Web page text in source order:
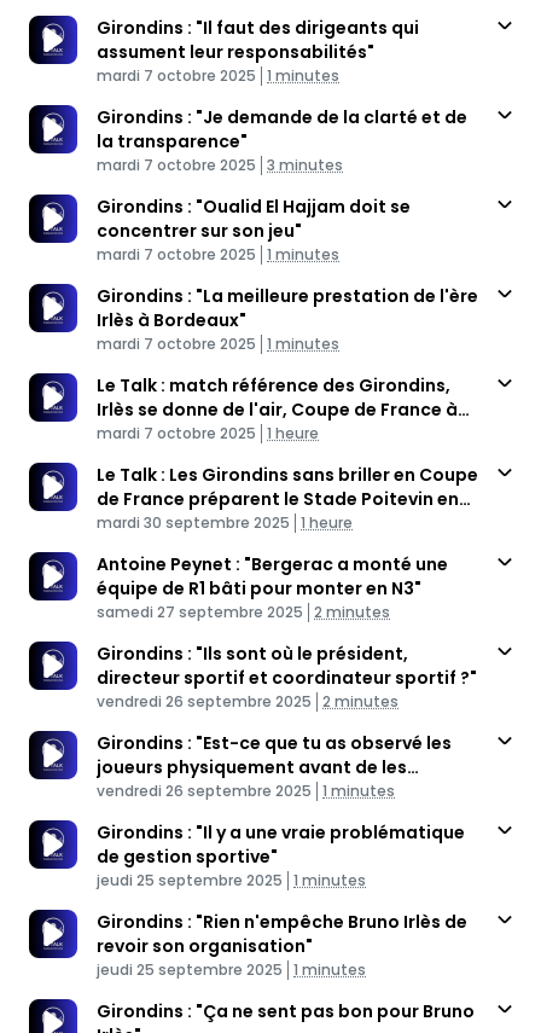
Girondins : "Il faut des dirigeants qui
assument leur responsabilités"
Published At
mardi 7 octobre 2025 Time
1 minutes
Girondins : "Je demande de la clarté et de
la transparence"
Published At
mardi 7 octobre 2025 Time
3 minutes
Girondins : "Oualid El Hajjam doit se
concentrer sur son jeu"
Published At
mardi 7 octobre 2025 Time
1 minutes
Girondins : "La meilleure prestation de l'ère
Irlès à Bordeaux"
Published At
mardi 7 octobre 2025 Time
1 minutes
Le Talk : match référence des Girondins,
Irlès se donne de l'air, Coupe de France à
Tulle
Published At
mardi 7 octobre 2025 Time
1 heure
Le Talk : Les Girondins sans briller en Coupe
de France préparent le Stade Poitevin en
N2
Published At
mardi 30 septembre 2025 Time
1 heure
Antoine Peynet : "Bergerac a monté une
équipe de R1 bâti pour monter en N3"
Published At
samedi 27 septembre 2025 Time
2 minutes
Girondins : "Ils sont où le président,
directeur sportif et coordinateur sportif ?"
Published At
vendredi 26 septembre 2025 Time
2 minutes
Girondins : "Est-ce que tu as observé les
joueurs physiquement avant de les
recruter ?"
Published At
vendredi 26 septembre 2025 Time
1 minutes
Girondins : "Il y a une vraie problématique
de gestion sportive"
Published At
jeudi 25 septembre 2025 Time
1 minutes
Girondins : "Rien n'empêche Bruno Irlès de
revoir son organisation"
Published At
jeudi 25 septembre 2025 Time
1 minutes
Girondins : "Ça ne sent pas bon pour Bruno